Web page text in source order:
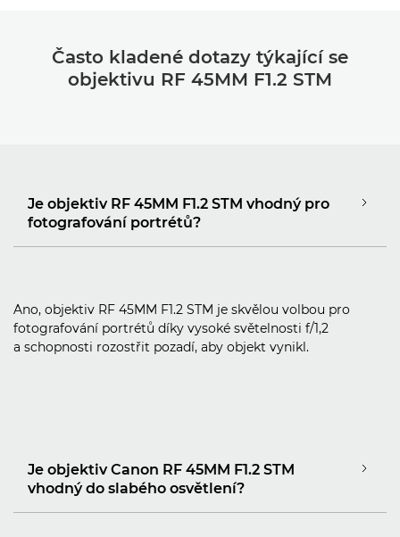
dialogovéČasto kladené dotazy týkající se
objektivu RF 45MM F1.2 STM
Je objektiv RF 45MM F1.2 STM vhodný pro
fotografování portrétů?
Ano, objektiv RF 45MM F1.2 STM je skvělou volbou pro
fotografování portrétů díky vysoké světelnosti f/1,2
a schopnosti rozostřit pozadí, aby objekt vynikl.
Je objektiv Canon RF 45MM F1.2 STM
vhodný do slabého osvětlení?